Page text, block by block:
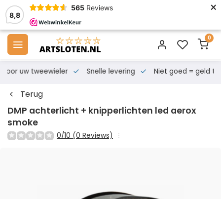
8,8
565 Reviews ×
0
voor uw tweewieler Snelle levering Niet goed = geld
Terug
DMP achterlicht + knipperlichten led aerox
smoke
0/10 (0 Reviews)